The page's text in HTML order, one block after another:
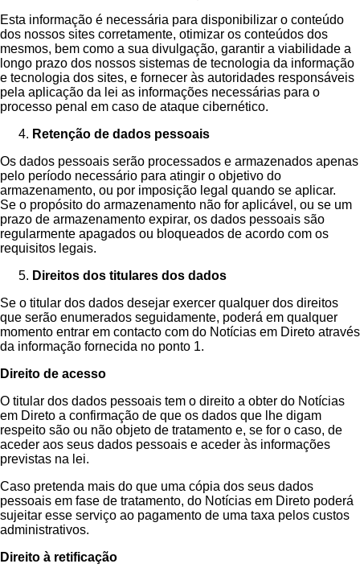
Esta informação é necessária para disponibilizar o conteúdo
dos nossos sites corretamente, otimizar os conteúdos dos
mesmos, bem como a sua divulgação, garantir a viabilidade a
longo prazo dos nossos sistemas de tecnologia da informação
e tecnologia dos sites, e fornecer às autoridades responsáveis
pela aplicação da lei as informações necessárias para o
processo penal em caso de ataque cibernético.
Retenção de dados pessoais
Os dados pessoais serão processados e armazenados apenas
pelo período necessário para atingir o objetivo do
armazenamento, ou por imposição legal quando se aplicar.
Se o propósito do armazenamento não for aplicável, ou se um
prazo de armazenamento expirar, os dados pessoais são
regularmente apagados ou bloqueados de acordo com os
requisitos legais.
Direitos dos titulares dos dados
Se o titular dos dados desejar exercer qualquer dos direitos
que serão enumerados seguidamente, poderá em qualquer
momento entrar em contacto com do Notícias em Direto através
da informação fornecida no ponto 1.
Direito de acesso
O titular dos dados pessoais tem o direito a obter do Notícias
em Direto a confirmação de que os dados que lhe digam
respeito são ou não objeto de tratamento e, se for o caso, de
aceder aos seus dados pessoais e aceder às informações
previstas na lei.
Caso pretenda mais do que uma cópia dos seus dados
pessoais em fase de tratamento, do Notícias em Direto poderá
sujeitar esse serviço ao pagamento de uma taxa pelos custos
administrativos.
Direito à retificação